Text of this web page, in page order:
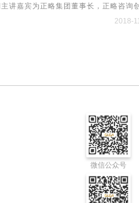
余家媒体进行现场报道。
讲嘉宾为正略集团董事长，正略咨询
中国国情和管理规律两大维度出发，对“
2018-
微信公众号